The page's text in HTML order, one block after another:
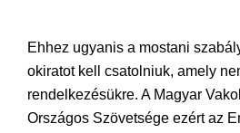
Ehhez ugyanis a mostani
okiratot kell csatolniuk, amely
rendelkezésükre. A Magyar
Országos Szövetsége ezért az